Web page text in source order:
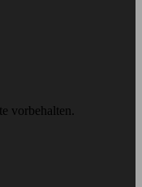
vorbehalten.